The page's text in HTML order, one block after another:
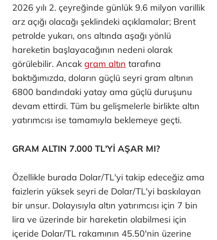
2026 yılı 2. çeyreğinde günlük 9.6 milyon varillik
arz açığı olacağı şeklindeki açıklamalar; Brent
petrolde yukarı, ons altında aşağı yönlü
hareketin başlayacağının nedeni olarak
görülebilir. Ancak gram altın tarafına
baktığımızda, doların güçlü seyri gram altının
6800 bandındaki yatay ama güçlü duruşunu
devam ettirdi. Tüm bu gelişmelerle birlikte altın
yatırımcısı ise tamamıyla beklemeye geçti.
GRAM ALTIN 7.000 TL'Yİ AŞAR MI?
Özellikle burada Dolar/TL'yi takip edeceğiz ama
faizlerin yüksek seyri de Dolar/TL'yi baskılayan
bir unsur. Dolayısıyla altın yatırımcısı için 7 bin
lira ve üzerinde bir hareketin olabilmesi için
içeride Dolar/TL rakamının 45.50'nin üzerine